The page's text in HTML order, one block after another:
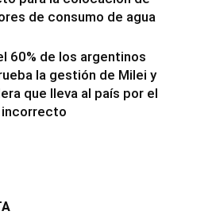
de consumo de agua
60% de los argentinos
la gestión de Milei y
que lleva al país por el
incorrecto